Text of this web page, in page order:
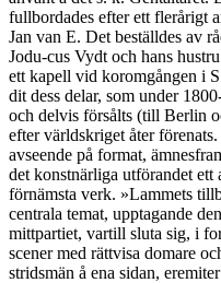
fullbordades efter ett flerårigt
Jan van E. Det beställdes av
Jodu-cus Vydt och hans
ett kapell vid koromgången i
dit dess delar, som under
och delvis försålts (till Berlin
efter världskriget åter
avseende på format,
det konstnärliga utförandet ett
förnämsta verk. »Lammets
centrala temat, upptagande
mittpartiet, vartill sluta sig, i
scener med rättvisa domare
stridsmän å ena sidan,